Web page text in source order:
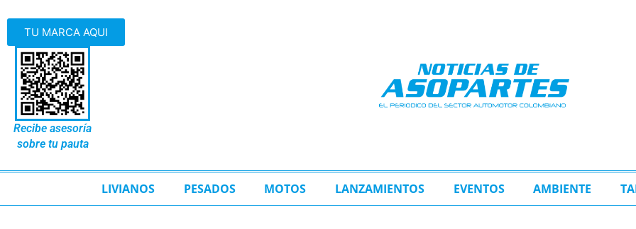
TU MARCA AQUI
Recibe asesoría
sobre tu pauta
LIVIANOS PESADOS MOTOS LANZAMIENTOS EVENTOS AMBIENTE